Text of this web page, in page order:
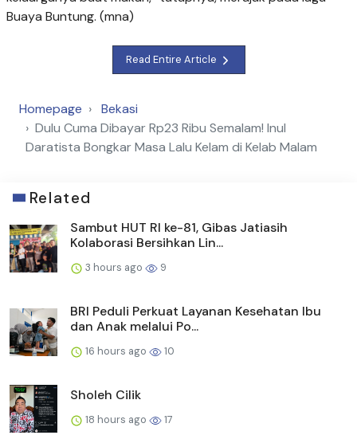
Buaya Buntung. (mna)
Read Entire Article
Homepage
Bekasi
Dulu Cuma Dibayar Rp23 Ribu Semalam! Inul
Daratista Bongkar Masa Lalu Kelam di Kelab Malam
Related
Sambut HUT RI ke-81, Gibas Jatiasih
Kolaborasi Bersihkan Lin...
3 hours ago 9
BRI Peduli Perkuat Layanan Kesehatan Ibu
dan Anak melalui Po...
16 hours ago 10
Sholeh Cilik
18 hours ago 17